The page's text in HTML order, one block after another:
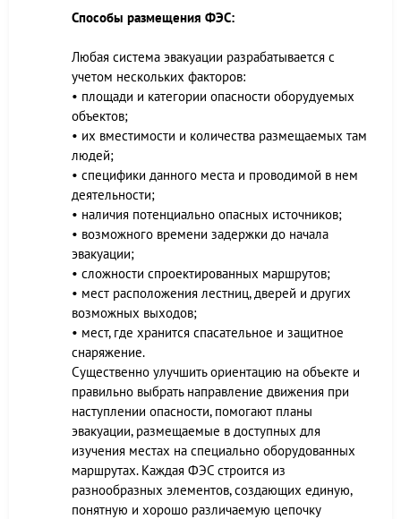
Способы размещения ФЭС:
Любая система эвакуации разрабатывается с
учетом нескольких факторов:
• площади и категории опасности оборудуемых
объектов;
• их вместимости и количества размещаемых там
людей;
• специфики данного места и проводимой в нем
деятельности;
• наличия потенциально опасных источников;
• возможного времени задержки до начала
эвакуации;
• сложности спроектированных маршрутов;
• мест расположения лестниц, дверей и других
возможных выходов;
• мест, где хранится спасательное и защитное
снаряжение.
Существенно улучшить ориентацию на объекте и
правильно выбрать направление движения при
наступлении опасности, помогают планы
эвакуации, размещаемые в доступных для
изучения местах на специально оборудованных
маршрутах. Каждая ФЭС строится из
разнообразных элементов, создающих единую,
понятную и хорошо различаемую цепочку